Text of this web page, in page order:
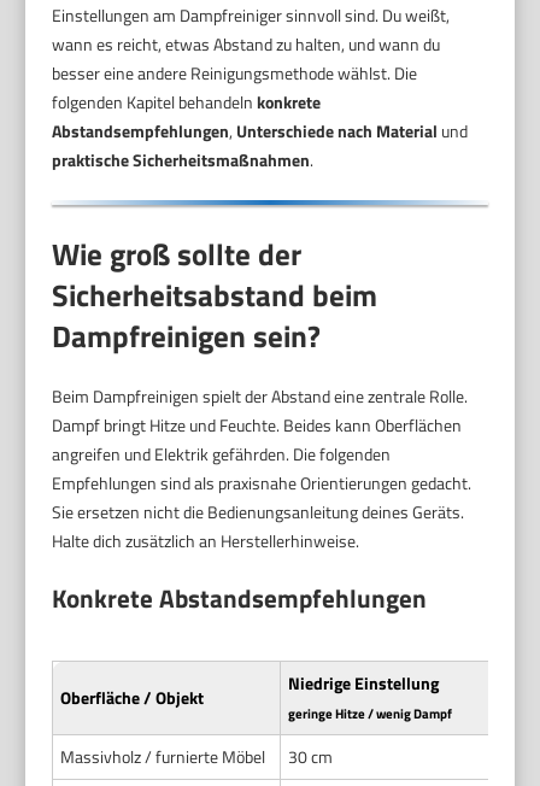
Einstellungen am Dampfreiniger sinnvoll sind. Du weißt,
wann es reicht, etwas Abstand zu halten, und wann du
besser eine andere Reinigungsmethode wählst. Die
folgenden Kapitel behandelnkonkrete
Abstandsempfehlungen, Unterschiede nach Material und
praktische Sicherheitsmaßnahmen.
Wie groß sollte der
Sicherheitsabstand beim
Dampfreinigen sein?
Beim Dampfreinigen spielt der Abstand eine zentrale Rolle.
Dampf bringt Hitze und Feuchte. Beides kann Oberflächen
angreifen und Elektrik gefährden. Die folgenden
Empfehlungen sind als praxisnahe Orientierungen gedacht.
Sie ersetzen nicht die Bedienungsanleitung deines Geräts.
Halte dich zusätzlich an Herstellerhinweise.
Konkrete Abstandsempfehlungen
Oberfläche / Objekt
Niedrige Einstellung
geringe Hitze / wenig Dampf
Massivholz / furnierte Möbel 30 cm